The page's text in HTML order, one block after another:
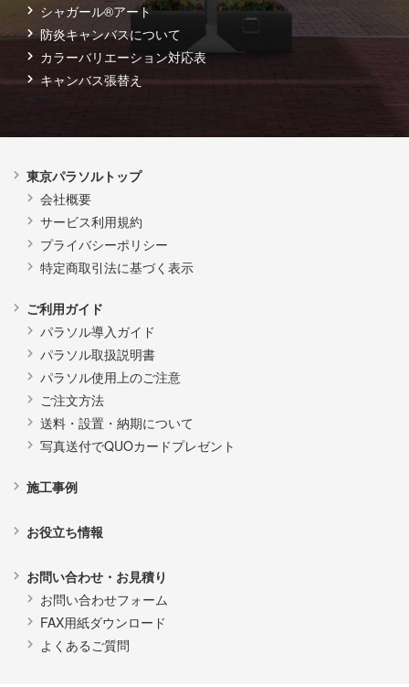
シャガール®アート
防炎キャンバスについて
カラーバリエーション対応表
キャンバス張替え
東京パラソルトップ
会社概要
サービス利用規約
プライバシーポリシー
特定商取引法に基づく表示
ご利用ガイド
パラソル導入ガイド
パラソル取扱説明書
パラソル使用上のご注意
ご注文方法
送料・設置・納期について
写真送付でQUOカードプレゼント
施工事例
お役立ち情報
お問い合わせ・お見積り
お問い合わせフォーム
FAX用紙ダウンロード
よくあるご質問